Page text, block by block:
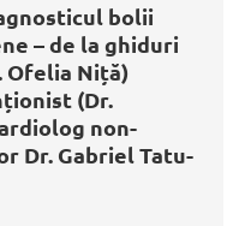
bolii
– de la ghiduri
Ofelia Niță)
(Dr.
non-
Dr. Gabriel Tatu-